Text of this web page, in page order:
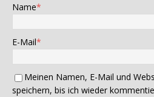
Name*
E-Mail*
Meinen Namen, E-Mail und
speichern, bis ich wieder